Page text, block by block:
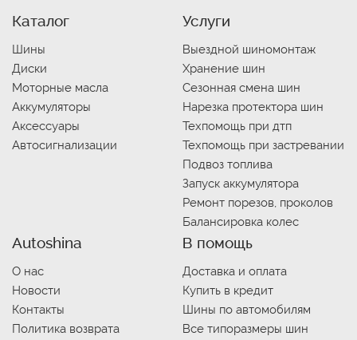
Каталог
Шины
Диски
Моторные масла
Аккумуляторы
Аксессуары
Автосигнализации
Услуги
Выездной шиномонтаж
Хранение шин
Сезонная смена шин
Нарезка протектора шин
Техпомощь при дтп
Техпомощь при застревании
Подвоз топлива
Запуск аккумулятора
Ремонт порезов, проколов
Балансировка колес
Autoshina
О нас
Новости
Контакты
Политика возврата
В помощь
Доставка и оплата
Купить в кредит
Шины по автомобилям
Все типоразмеры шин